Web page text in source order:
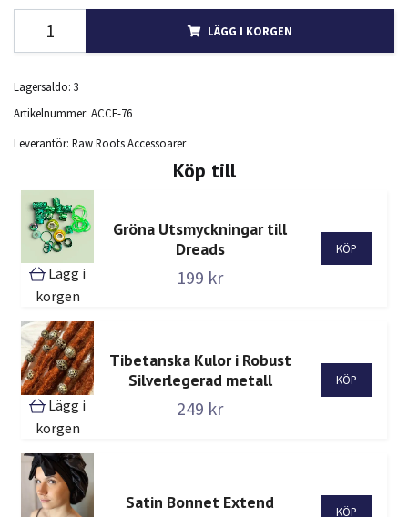
LÄGG I KORGEN
Lagersaldo: 3
Artikelnummer: ACCE-76
Leverantör: Raw Roots Accessoarer
Köp till
Lägg i
korgen
Gröna Utsmyckningar till
Dreads
199 kr
Lägg i
korgen
Tibetanska Kulor i Robust
Silverlegerad metall
249 kr
Satin Bonnet Extend